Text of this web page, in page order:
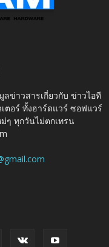
ข่าวสารเกี่ยวกับ ข่าวไอที
ตอร์ ทั้งฮาร์ดแวร์ ซอฟแวร์
ๆ ทุกวันไม่ตกเทรน